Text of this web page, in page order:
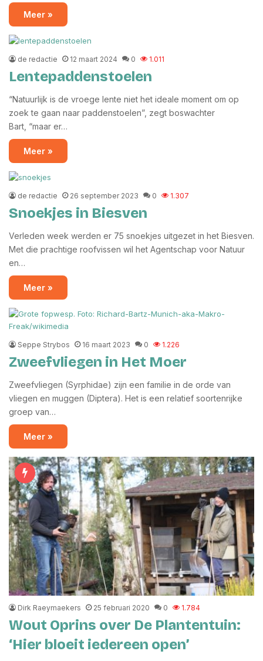
Meer »
de redactie 12 maart 2024 0 1.011
Lentepaddenstoelen
“Natuurlijk is de vroege lente niet het ideale moment om op
zoek te gaan naar paddenstoelen”, zegt boswachter
Bart, “maar er…
Meer »
de redactie 26 september 2023 0 1.307
Snoekjes in Biesven
Verleden week werden er 75 snoekjes uitgezet in het Biesven.
Met die prachtige roofvissen wil het Agentschap voor Natuur
en…
Meer »
Seppe Strybos 16 maart 2023 0 1.226
Zweefvliegen in Het Moer
Zweefvliegen (Syrphidae) zijn een familie in de orde van
vliegen en muggen (Diptera). Het is een relatief soortenrijke
groep van…
Meer »
Dirk Raeymaekers 25 februari 2020 0 1.784
Wout Oprins over De Plantentuin:
‘Hier bloeit iedereen open’